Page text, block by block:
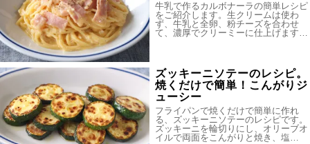
牛乳で作るカルボナーラの簡単レシピ
をご紹介します。生クリームは使わ
ず、牛乳と全卵、粉チーズを合わせ
て、濃厚でクリーミーに仕上げます…
ズッキーニソテーのレシピ。
焼くだけで簡単！こんがりジ
ューシー
フライパンで焼くだけで簡単に作れ
る、ズッキーニソテーのレシピです。
ズッキーニを輪切りにし、オリーブオ
イルで両面をこんがりと焼き、塩…